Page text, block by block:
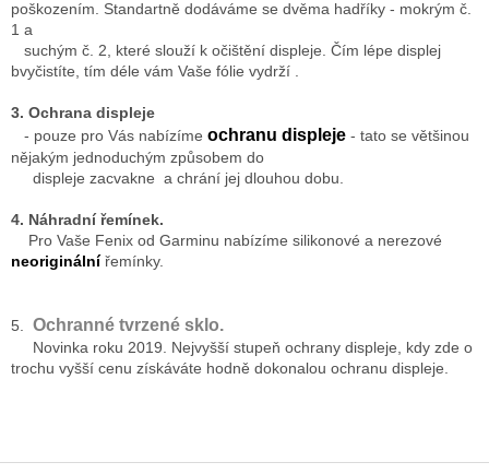
poškozením. Standartně dodáváme se dvěma hadříky - mokrým č.
1 a
suchým č. 2, které slouží k očištění displeje. Čím lépe displej
bvyčistíte, tím déle vám Vaše fólie vydrží .
3. Ochrana displeje
- pouze pro Vás nabízíme ochranu displeje - tato se většinou
nějakým jednoduchým způsobem do
displeje zacvakne a chrání jej dlouhou dobu.
4. Náhradní řemínek.
Pro Vaše Fenix od Garminu nabízíme silikonové a nerezové
neoriginálnířemínky.
5. Ochranné tvrzené sklo.
Novinka roku 2019. Nejvyšší stupeň ochrany displeje, kdy zde o
trochu vyšší cenu získáváte hodně dokonalou ochranu displeje.